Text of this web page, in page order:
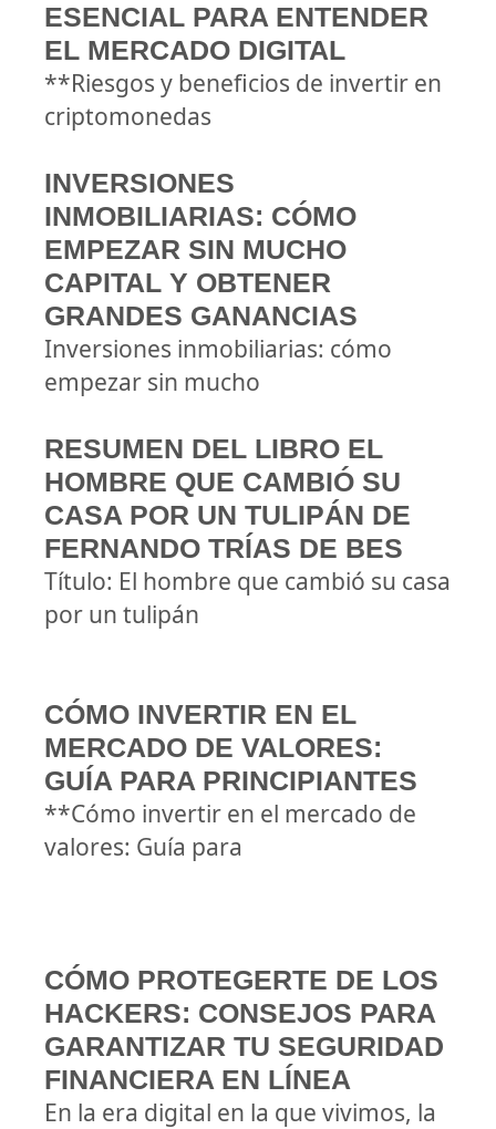
ESENCIAL PARA ENTENDER
EL MERCADO DIGITAL
**Riesgos y beneficios de invertir en
criptomonedas
INVERSIONES
INMOBILIARIAS: CÓMO
EMPEZAR SIN MUCHO
CAPITAL Y OBTENER
GRANDES GANANCIAS
Inversiones inmobiliarias: cómo
empezar sin mucho
RESUMEN DEL LIBRO EL
HOMBRE QUE CAMBIÓ SU
CASA POR UN TULIPÁN DE
FERNANDO TRÍAS DE BES
Título: El hombre que cambió su casa
por un tulipán
CÓMO INVERTIR EN EL
MERCADO DE VALORES:
GUÍA PARA PRINCIPIANTES
**Cómo invertir en el mercado de
valores: Guía para
CÓMO PROTEGERTE DE LOS
HACKERS: CONSEJOS PARA
GARANTIZAR TU SEGURIDAD
FINANCIERA EN LÍNEA
En la era digital en la que vivimos, la